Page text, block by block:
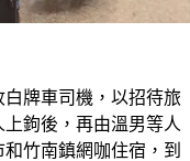
牌車司機，以招待旅
鉤後，再由溫男等人
竹南鎮網咖住宿，到